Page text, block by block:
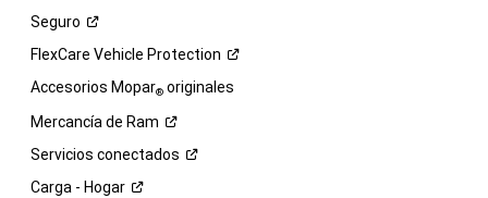
Seguro
FlexCare Vehicle Protection
Accesorios Mopar®originales
Mercancía de Ram
Servicios conectados
Carga - Hogar